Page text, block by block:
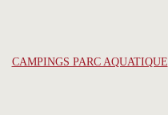
CAMPINGS PARC AQUATIQUE